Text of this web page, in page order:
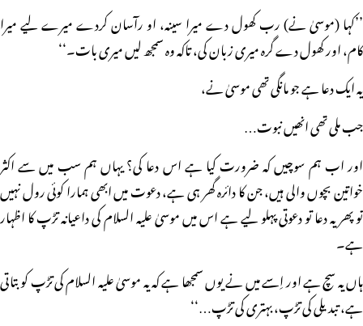
’’کہا (موسیٰ نے) رب کھول دے میرا سینہ، او رآسان کردے میرے لیے میرا
کام، اور کھول دے گرہ میری زبان کی، تاکہ وہ سمجھ لیں میری بات۔‘‘
یہ ایک دعا ہے جو مانگی تھی موسیٰ نے،
جب ملی تھی انھیں نبوت…
اور اب ہم سوچیں کہ ضرورت کیا ہے اس دعا کی؟ یہاں ہم سب میں سے اکثر
خواتین بچوں والی ہیں، جن کا دائرہ گھر ہی ہے، دعوت میں ابھی ہمارا کوئی رول نہیں
تو پھر یہ دعا تو دعوتی پہلو لیے ہے اس میں موسیٰ علیہ السلام کی داعیانہ تڑپ کا اظہار
ہے۔
ہاں یہ سچ ہے اور اِسے میں نے یوں سمجھا ہے کہ یہ موسیٰ علیہ السلام کی تڑپ کو بتاتی
ہے، تبدیلی کی تڑپ، بہتری کی تڑپ…‘‘